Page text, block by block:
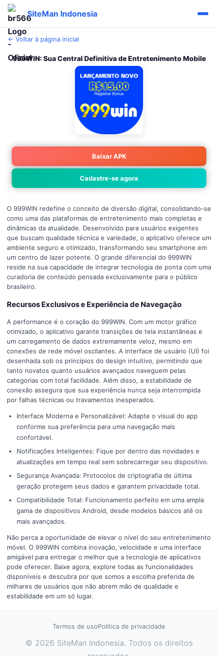
SiteMan Indonesia
← Voltar à página inicial
999WIN: Sua Central Definitiva de Entretenimento Mobile
Baixar APK
Cadastre-se agora
O 999WIN redefine o conceito de diversão digital, consolidando-se
como uma das plataformas de entretenimento mais completas e
dinâmicas da atualidade. Desenvolvido para usuários exigentes
que buscam qualidade técnica e variedade, o aplicativo oferece um
ambiente seguro e otimizado, transformando seu smartphone em
um centro de lazer potente. O grande diferencial do 999WIN
reside na sua capacidade de integrar tecnologia de ponta com uma
curadoria de conteúdo pensada exclusivamente para o público
brasileiro.
Recursos Exclusivos e Experiência de Navegação
A performance é o coração do 999WIN. Com um motor gráfico
otimizado, o aplicativo garante transições de tela instantâneas e
um carregamento de dados extremamente veloz, mesmo em
conexões de rede móvel oscilantes. A interface de usuário (UI) foi
desenhada sob os princípios do design intuitivo, permitindo que
tanto novatos quanto usuários avançados naveguem pelas
categorias com total facilidade. Além disso, a estabilidade de
conexão assegura que sua experiência nunca seja interrompida
por falhas técnicas ou travamentos inesperados.
Interface Moderna e Personalizável: Adapte o visual do app
conforme sua preferência para uma navegação mais
confortável.
Notificações Inteligentes: Fique por dentro das novidades e
atualizações em tempo real sem sobrecarregar seu dispositivo.
Segurança Avançada: Protocolos de criptografia de última
geração protegem seus dados e garantem privacidade total.
Compatibilidade Total: Funcionamento perfeito em uma ampla
gama de dispositivos Android, desde modelos básicos até os
mais avançados.
Não perca a oportunidade de elevar o nível do seu entretenimento
móvel. O 999WIN combina inovação, velocidade e uma interface
amigável para entregar o melhor que a tecnologia de aplicativos
pode oferecer. Baixe agora, explore todas as funcionalidades
disponíveis e descubra por que somos a escolha preferida de
milhares de usuários que não abrem mão de qualidade e
estabilidade em um só lugar.
Termos de usoPolítica de privacidade
© 2026 SiteMan Indonesia. Todos os direitos